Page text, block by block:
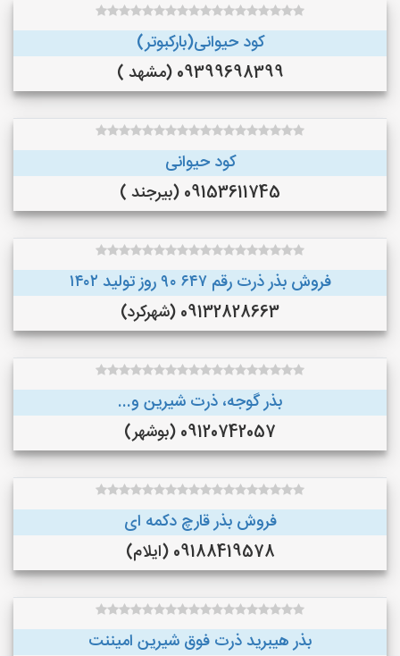
کود حیوانی(بارکبوتر)
09399698399 (مشهد )
کود حیوانی
09153611745 (بیرجند )
فروش بذر ذرت رقم ۶۴۷ ۹۰ روز تولید ۱۴۰۲
09132828663 (شهرکرد)
بذر گوجه، ذرت شیرین و...
09120742057 (بوشهر)
فروش بذر قارچ دکمه ای
09188419578 (ایلام)
بذر هیبرید ذرت فوق شیرین امیننت